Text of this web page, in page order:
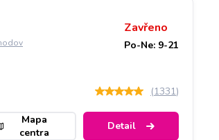
Zavřeno
Po-Ne: 9-21
(1331)
Mapa
centra
Detail